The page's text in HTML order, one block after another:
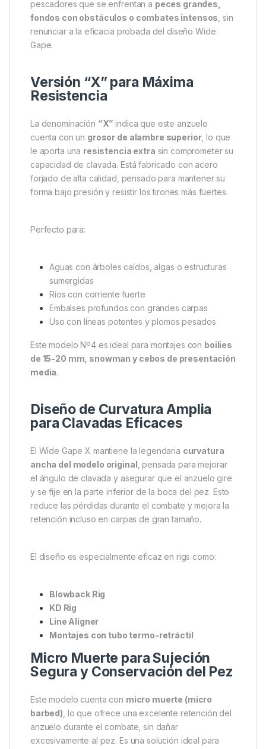
Korda Wide Gape X Nº4 Micro
Barbed – Potencia Reforzada
con Diseño Clásico y Fiable
anzuelo de carpfishing diseñado para quienes
necesitan unaversión más robusta del icónico
con una estructura reforzada para afrontar
escenarios más exigentes. Este modelo es ideal para
pescadores que se enfrentan apeces grandes,
fondos con obstáculos o combates intensos
renunciar a la eficacia probada del diseño Wide
Gape.
Versión “X” para Máxima
Resistencia
La denominación“X”indica que este anzuelo
cuenta con ungrosor de alambre superior
le aporta una resistencia extra
capacidad de clavada. Está fabricado con acero
forjado de alta calidad, pensado para mantener su
Perfecto para:
Aguas con árboles caídos, algas o estructuras
sumergidas
Embalses profundos con grandes carpas
Uso con líneas potentes y plomos pesados
Este modelo Nº4 es ideal para montajes conboilies
de 15-20 mm, snowman y cebos de presentación
media.
Diseño de Curvatura Amplia
para Clavadas Eficaces
El Wide Gape X mantiene la legendaria
ancha del modelo original
el ángulo de clavada y asegurar que el anzuelo gire
y se fije en la parte inferior de la boca del pez. Esto
retención incluso en carpas de gran tamaño.
El diseño es especialmente eficaz en rigs como:
Blowback Rig